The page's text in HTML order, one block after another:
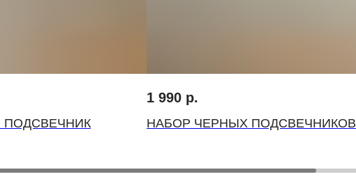
ПОДСВЕЧНИК
1 990 р.
НАБОР ЧЕРНЫХ ПОДСВЕЧНИКОВ